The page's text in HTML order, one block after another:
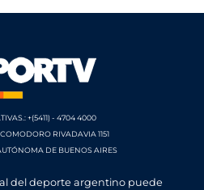
+(5411) - 4704 4000
RIVADAVIA 1151
DE BUENOS AIRES
del deporte argentino puede